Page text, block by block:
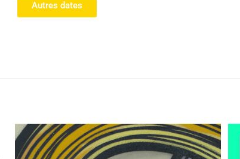
Autres dates